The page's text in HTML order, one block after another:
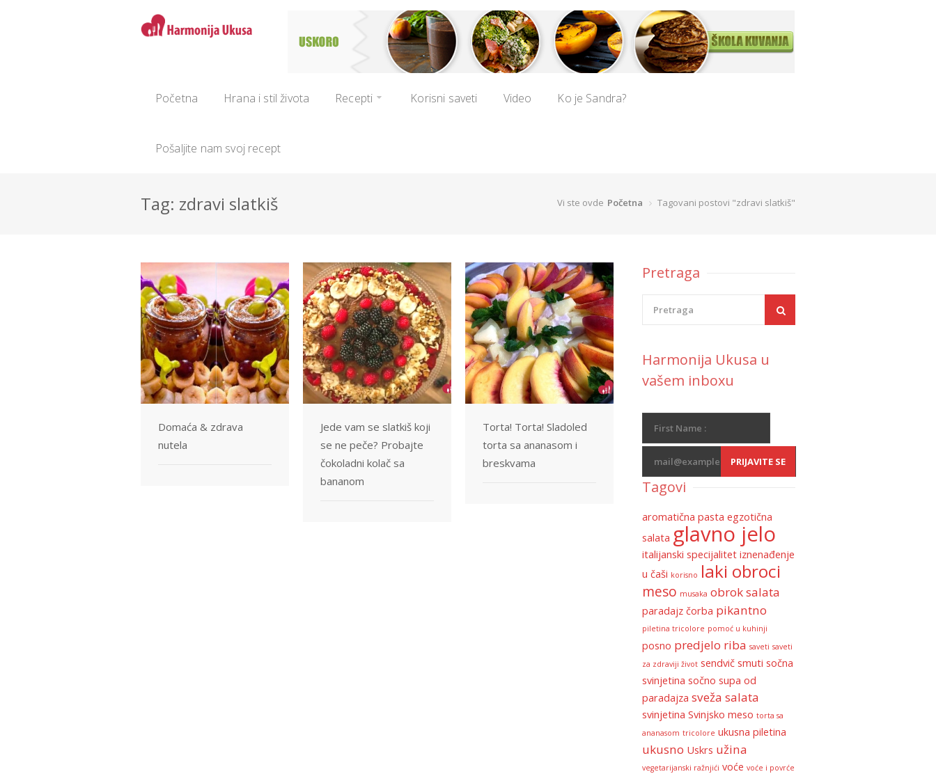
Početna Hrana i stil života Recepti Korisni saveti Video Ko je Sandra?
Pošaljite nam svoj recept
Tag: zdravi slatkiš Vi ste ovde Početna Tagovani postovi "zdravi slatkiš"
Domaća & zdrava
nutela
Jede vam se slatkiš koji
se ne peče? Probajte
čokoladni kolač sa
bananom
Torta! Torta! Sladoled
torta sa ananasom i
breskvama
Pretraga
Harmonija Ukusa u
vašem inboxu
Tagovi
aromatična pasta egzotična
salata glavno jelo
italijanski specijalitet iznenađenje
u čaši korisno laki obroci
meso musaka obrok salata
paradajz čorba pikantno
piletina tricolore pomoć u kuhinji
posno predjelo riba saveti saveti
za zdraviji život sendvič smuti sočna
svinjetina sočno supa od
paradajza sveža salata
svinjetina Svinjsko meso torta sa
ananasom tricolore ukusna piletina
ukusno Uskrs užina
vegetarijanski ražnjići voće voće i povrće